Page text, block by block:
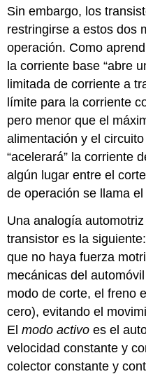
Sin embargo, los
restringirse a estos dos
operación. Como
la corriente base “abre
limitada de corriente a
límite para la corriente
pero menor que el
alimentación y el
“acelerará” la corriente
algún lugar entre el
de operación se llama
Una analogía
transistor es la
que no haya fuerza
mecánicas del
modo de corte, el freno
cero), evitando el
Elmodo activo es el
velocidad constante y
colector constante y